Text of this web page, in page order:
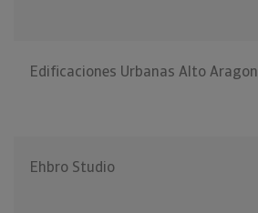
Edificaciones Urbanas Alto Aragon
Ehbro Studio